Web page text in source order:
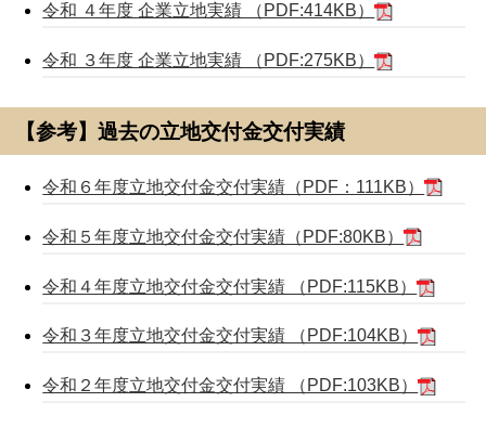
令和 ４年度 企業立地実績 （PDF:414KB）
令和 ３年度 企業立地実績 （PDF:275KB）
【参考】過去の立地交付金交付実績
令和６年度立地交付金交付実績（PDF：111KB）
令和５年度立地交付金交付実績（PDF:80KB）
令和４年度立地交付金交付実績 （PDF:115KB）
令和３年度立地交付金交付実績 （PDF:104KB）
令和２年度立地交付金交付実績 （PDF:103KB）